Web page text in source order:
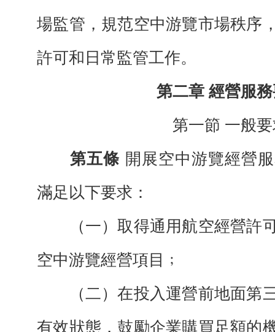
場監管，規范空中游覽市場秩序
許可和日常監管工作。
第二章 經營服
第一節 一般
第五條 開展空中游覽經營
滿足 以下要求：
（一）取得通用航空經營許
空中游覽經營項目﹔
（二）在投入運營前地面第
有效狀態，鼓勵企業購買足額的